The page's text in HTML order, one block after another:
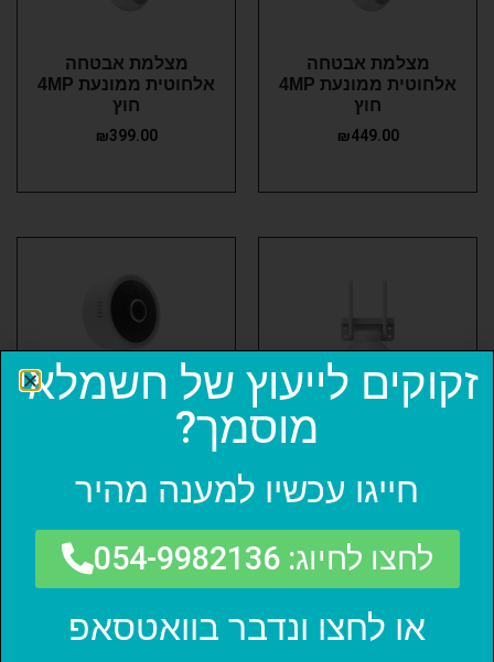
מצלמת אבטחה
אלחוטית ממונעת 4MP
חוץ
₪449.00
מצלמת אבטחה
אלחוטית ממונעת 4MP
חוץ
₪399.00
מצלמת אבטחה
אלחוטית ממונעת 4MP
₪399.00
מצלמת אבטחה
1080p
₪ 169.00
זקוקים לייעוץ של חשמלאי
מוסמך?
חייגו עכשיו למענה מהיר
לחצו לחיוג: 054-9982136
או לחצו ונדבר בוואטסאפ